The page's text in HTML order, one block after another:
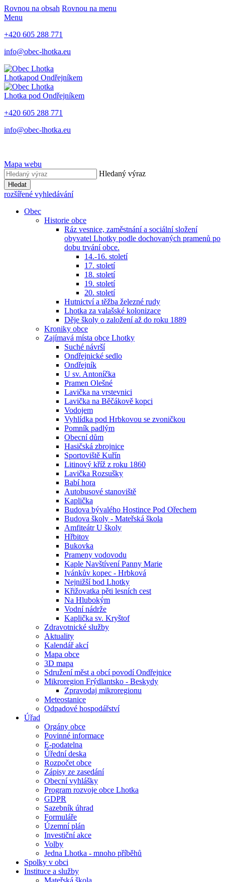
Rovnou na obsah Rovnou na menu
Menu
+420 605 288 771
info@obec-lhotka.eu
Lhotkapod Ondřejníkem
Lhotka pod Ondřejníkem
+420 605 288 771
info@obec-lhotka.eu
Mapa webu
Hledaný výraz
Hledat
rozšířené vyhledávání
Obec
Historie obce
Ráz vesnice, zaměstnání a sociální složení
obyvatel Lhotky podle dochovaných pramenů po
dobu trvání obce.
14.-16. století
17. století
18. století
19. století
20. století
Hutnictví a těžba železné rudy
Lhotka za valašské kolonizace
Děje školy o založení až do roku 1889
Kroniky obce
Zajímavá místa obce Lhotky
Suché návrší
Ondřejnické sedlo
Ondřejník
U sv. Antoníčka
Pramen Olešné
Lavička na vrstevnici
Lavička na Běčákově kopci
Vodojem
Vyhlídka pod Hrbkovou se zvoničkou
Pomník padlým
Obecní dům
Hasičská zbrojnice
Sportoviště Kuřín
Litinový kříž z roku 1860
Lavička Rozsušky
Babí hora
Autobusové stanoviště
Kaplička
Budova bývalého Hostince Pod Ořechem
Budova školy - Mateřská škola
Amfiteátr U školy
Hřbitov
Bukovka
Prameny vodovodu
Kaple Navštívení Panny Marie
Ivánkův kopec - Hrbková
Nejnižší bod Lhotky
Křižovatka pěti lesních cest
Na Hlubokým
Vodní nádrže
Kaplička sv. Kryštof
Zdravotnické služby
Aktuality
Kalendář akcí
Mapa obce
3D mapa
Sdružení měst a obcí povodí Ondřejnice
Mikroregion Frýdlantsko - Beskydy
Zpravodaj mikroregionu
Meteostanice
Odpadové hospodářství
Úřad
Orgány obce
Povinné informace
E-podatelna
Úřední deska
Rozpočet obce
Zápisy ze zasedání
Obecní vyhlášky
Program rozvoje obce Lhotka
GDPR
Sazebník úhrad
Formuláře
Územní plán
Investiční akce
Volby
Jedna Lhotka - mnoho příběhů
Spolky v obci
Instituce a služby
Mateřská škola